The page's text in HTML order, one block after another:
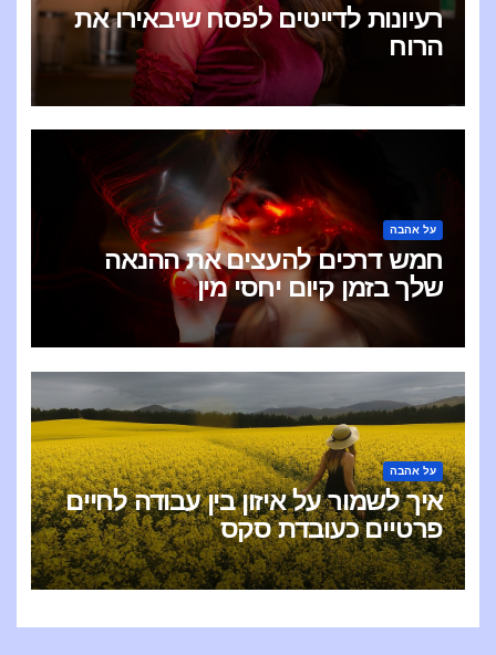
רעיונות לדייטים לפסח שיבאירו את
הרוח
על אהבה
חמש דרכים להעצים את ההנאה
שלך בזמן קיום יחסי מין
על אהבה
איך לשמור על איזון בין עבודה לחיים
פרטיים כעובדת סקס